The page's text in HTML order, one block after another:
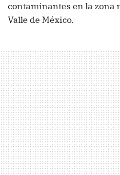
contaminantes en la zona
Valle de México.